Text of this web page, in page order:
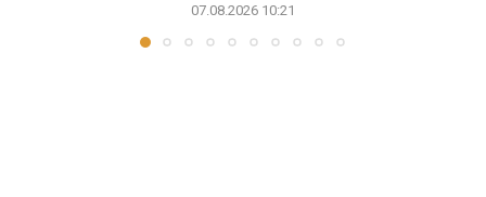
07.08.2026 10:21